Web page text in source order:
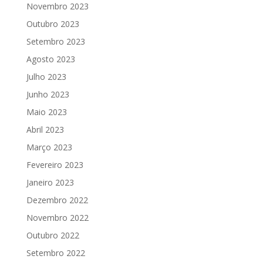
Novembro 2023
Outubro 2023
Setembro 2023
Agosto 2023
Julho 2023
Junho 2023
Maio 2023
Abril 2023
Março 2023
Fevereiro 2023
Janeiro 2023
Dezembro 2022
Novembro 2022
Outubro 2022
Setembro 2022